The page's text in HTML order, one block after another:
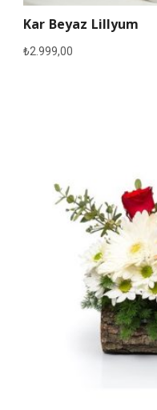
Kar Beyaz Lillyum
₺2.999,00